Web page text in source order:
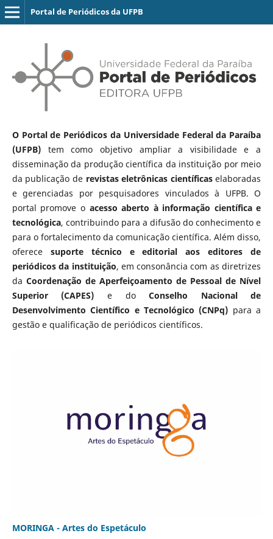
Portal de Periódicos da UFPB
O Portal de Periódicos da Universidade Federal da Paraíba
(UFPB)tem como objetivo ampliar a visibilidade e a
disseminação da produção científica da instituição por meio
da publicação de revistas eletrônicas científicaselaboradas
e gerenciadas por pesquisadores vinculados à UFPB. O
portal promove o acesso aberto à informação científica e
tecnológica, contribuindo para a difusão do conhecimento e
para o fortalecimento da comunicação científica. Além disso,
oferece suporte técnico e editorial aos editores de
periódicos da instituição, em consonância com as diretrizes
da Coordenação de Aperfeiçoamento de Pessoal de Nível
Superior (CAPES) e doConselho Nacional de
Desenvolvimento Científico e Tecnológico (CNPq) para a
gestão e qualificação de periódicos científicos.
MORINGA - Artes do Espetáculo